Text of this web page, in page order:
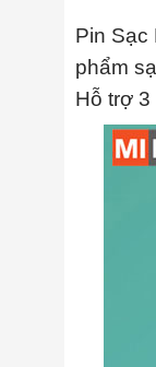
Pin Sạc
phẩm
Hỗ trợ